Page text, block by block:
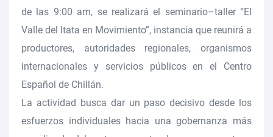
de las 9:00 am, se realizará el seminario–taller “El
Valle del Itata en Movimiento”, instancia que reunirá a
productores, autoridades regionales, organismos
internacionales y servicios públicos en el Centro
Español de Chillán.
La actividad busca dar un paso decisivo desde los
esfuerzos individuales hacia una gobernanza más